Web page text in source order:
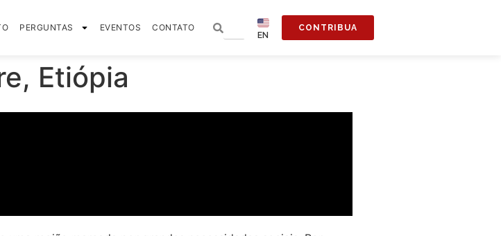
PERGUNTAS EVENTOS CONTATO
EN
CONTRIBUA
Etiópia